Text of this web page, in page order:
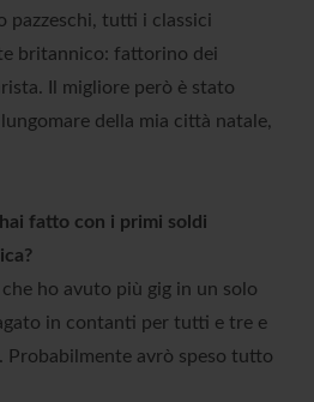
pazzeschi, tutti i classici
britannico: fattorino dei
Il migliore però è stato
della mia città natale,
fatto con i primi soldi
ho avuto più gig in un solo
in contanti per tutti e tre e
Probabilmente avrò speso tutto